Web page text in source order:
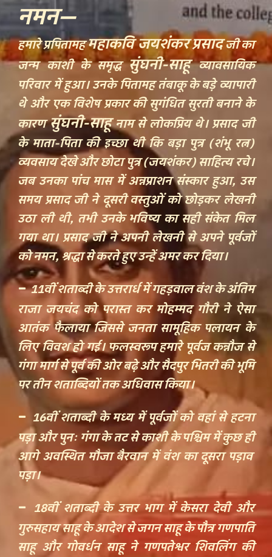
नमन—
हमारे प्रपितामहमहाकवि जयशंकर प्रसादजी का
जन्म काशी के समृद्धसुंघनी-साहू व्यावसायिक
परिवार में हुआ। उनके पितामहतंबाकूके बड़े व्यापारी
थे और एक विशेष प्रकार की सुगंधित सुरती बनाने के
कारणसुंघनी-साहू नाम से लोकप्रिय थे। प्रसाद जी
के माता-पिता की इच्छा थी कि बड़ा पुत्र (शंभू रत्न)
व्यवसाय देखे और छोटा पुत्र (जयशंकर) साहित्य रचे।
जब उनका पांच मास में अन्नप्राशन संस्कार हुआ, उस
समय प्रसाद जी ने दूसरी वस्तुओं को छोड़कर लेखनी
उठा ली थी, तभी उनके भविष्य का सही संकेत मिल
गया था। प्रसाद जी ने अपनी लेखनी से अपने पूर्वजों
को नमन, श्रद्धा से करते हुए उन्हें अमर कर दिया।
-11वीं शताब्दी के उत्तरार्ध में गहड़वाल वंश के अंतिम
राजा जयचंद को परास्त कर मोहम्मद गौरी ने ऐसा
आतंक फैलाया जिससे जनता सामूहिक पलायन के
लिए विवश हो गई। फलस्वरूप हमारे पूर्वज कन्नौज से
गंगा मार्ग से पूर्व की ओर बढ़े औरसैदपुर भितरीकी भूमि
पर तीन शताब्दियों तक अधिवास किया।
-16वीं शताब्दी के मध्य में पूर्वजों को वहां से हटना
पड़ा और पुनः गंगा के तट से काशी केपश्चिम मेंकुछही
आगे अवस्थित मौजाबैरवानमें वंश का दूसरा पड़ाव
पड़ा।
- 18वीं शताब्दी के उत्तर भाग मेंकेसरादेवी और
गुरुसहायसाहू के आदेश से जगन साहूके पौत्रगणपाति
साहू और गोवर्धन साहू ने गणपतेश्वर शिवलिंग की